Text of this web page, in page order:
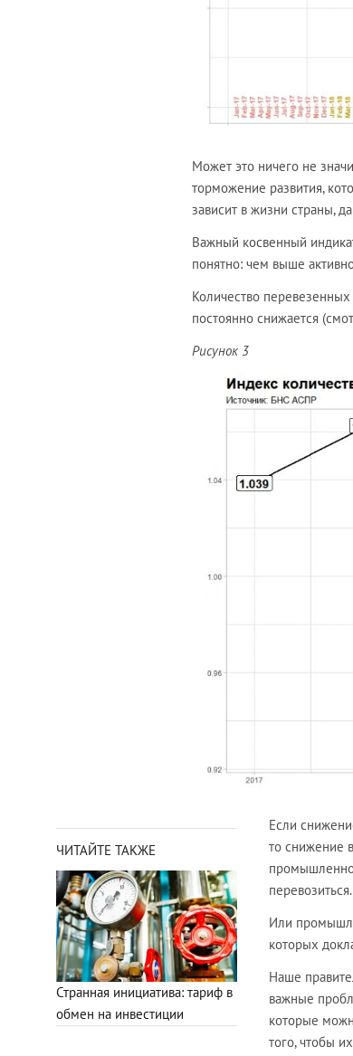
Может это ничего не
торможение развития,
зависит в жизни страны,
Важный косвенный
понятно: чем выше
Количество перевезенных
постоянно снижается
Рисунок 3
ЧИТАЙТЕ ТАКЖЕ
Странная инициатива: тариф в
обмен на инвестиции
Если
то снижение
перевозиться.
Или
которых
Наше
важные
которые
того, чтобы